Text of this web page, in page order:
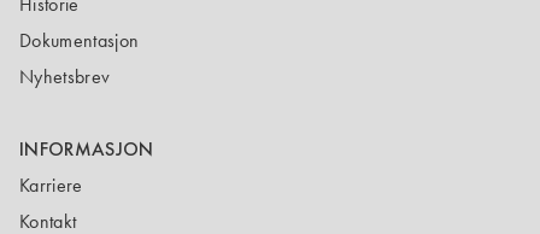
Dokumentasjon
Nyhetsbrev
INFORMASJON
Karriere
Kontakt